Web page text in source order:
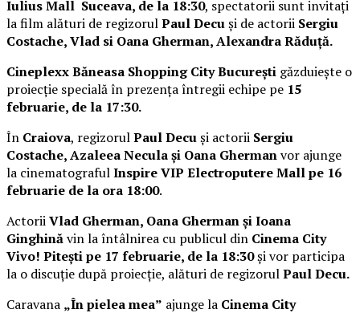
Iulius Mall Suceava, de la 18:30, spectatorii sunt invitați
la film alături de regizorulPaul Decuși de actorii Sergiu
Costache, Vlad si Oana Gherman, Alexandra Răduță.
Cineplexx Băneasa Shopping City București găzduiește o
proiecție specială în prezența întregii echipe pe 15
februarie, de la 17:30.
În Craiova, regizorulPaul Decuși actorii Sergiu
Costache, Azaleea Necula și Oana Ghermanvor ajunge
la cinematografulInspire VIP Electroputere Mall pe 16
februarie de la ora 18:00.
ActoriiVlad Gherman, Oana Gherman și Ioana
Ginghinăvin la întâlnirea cu publicul din Cinema City
Vivo! Pitești pe 17 februarie, de la 18:30și vor participa
la o discuție după proiecție, alături de regizorulPaul Decu.
Caravana „În pielea mea” ajunge la Cinema City